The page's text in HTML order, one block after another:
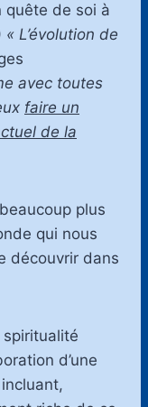
quête de soi à
« L’évolution de
avec toutes
faire un
de la
plus
qui nous
découvrir dans
spiritualité
d’une